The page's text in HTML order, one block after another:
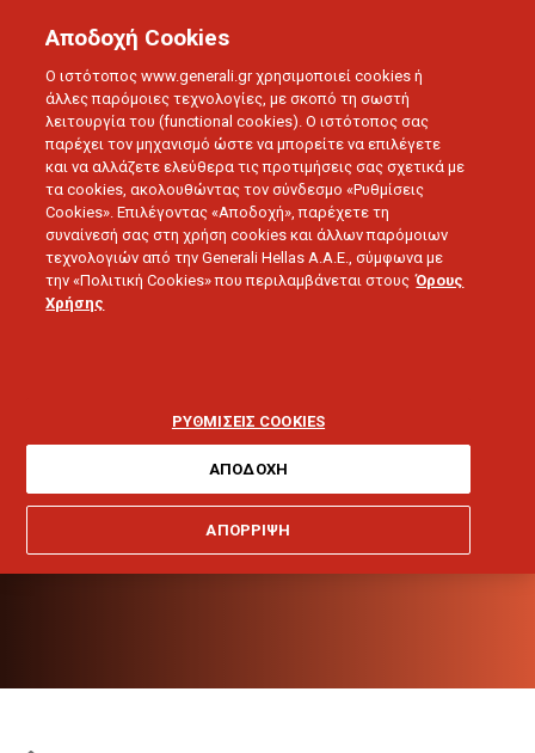
ΟΜΙΛΟΣ GENERALI
Generali 2021
Αποδοχή Cookies
Ο ιστότοπος www.generali.gr χρησιμοποιεί cookies ή
άλλες παρόμοιες τεχνολογίες, με σκοπό τη σωστή
λειτουργία του (functional cookies). Ο ιστότοπος σας
παρέχει τον μηχανισμό ώστε να μπορείτε να επιλέγετε
και να αλλάζετε ελεύθερα τις προτιμήσεις σας σχετικά με
τα cookies, ακολουθώντας τον σύνδεσμο «Ρυθμίσεις
Cookies». Επιλέγοντας «Αποδοχή», παρέχετε τη
συναίνεσή σας στη χρήση cookies και άλλων παρόμοιων
τεχνολογιών από την Generali Hellas A.A.E., σύμφωνα με
την «Πολιτική Cookies» που περιλαμβάνεται στους Όρους
Χρήσης
ΡΥΘΜΙΣΕΙΣ COOKIES
ΑΠΟΡΡΙΨΗ
ΑΠΟΔΟΧΗ